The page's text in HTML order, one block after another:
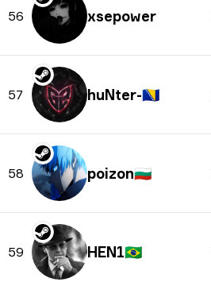
56 xsepower
57 huNter-🇧🇦
58 poizon🇧🇬
59 HEN1🇧🇷